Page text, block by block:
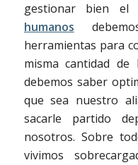
gestionar bien
humanos
herramientas para
misma cantidad
debemos saber
que sea nuestro
sacarle partido
nosotros. Sobre
vivimos